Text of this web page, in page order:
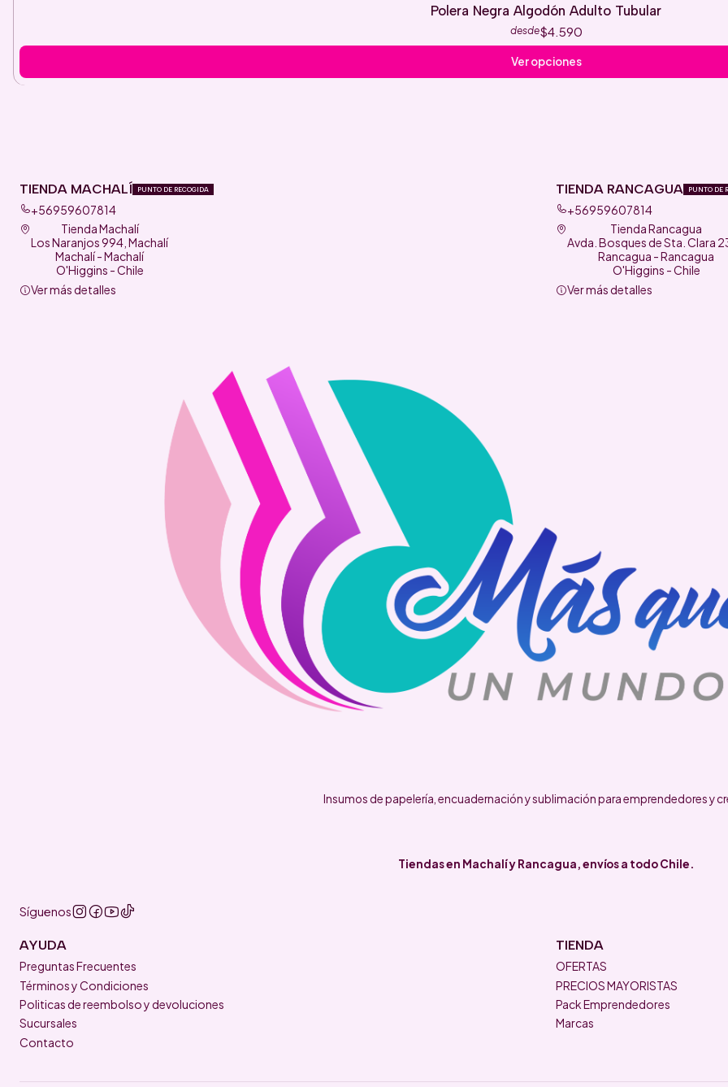
Polera Negra Algodón Adulto Tubular
desde$4.590
Ver opciones
TIENDA MACHALÍ PUNTO DE RECOGIDA
+56959607814
Tienda Machalí
Los Naranjos 994, Machalí
Machalí - Machalí
O'Higgins - Chile
Ver más detalles
TIENDA RANCAGUA PUNTO DE
+56959607814
Tienda Rancagua
Avda. Bosques de Sta. Clara
Rancagua - Rancagua
O'Higgins - Chile
Ver más detalles
Insumos de papelería, encuadernación y sublimación para emprendedores y
Tiendas en Machalí y Rancagua, envíos a todo Chile.
Síguenos
AYUDA
Preguntas Frecuentes
Términos y Condiciones
Politicas de reembolso y devoluciones
Sucursales
Contacto
TIENDA
OFERTAS
PRECIOS MAYORISTAS
Pack Emprendedores
Marcas